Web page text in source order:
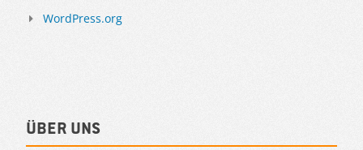
WordPress.org
Über uns